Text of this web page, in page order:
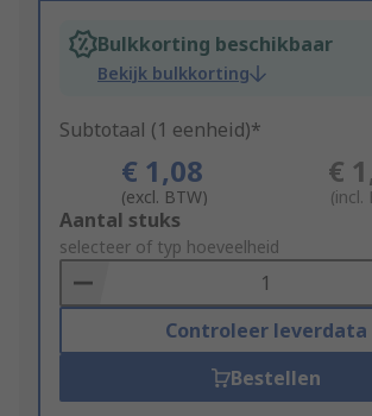
Bulkkorting beschikbaar
Bekijk bulkkorting
Subtotaal (1 eenheid)*
€ 1,08
(excl. BTW)
€
(incl.
Add
to
Basket
Aantal stuks
selecteer of typ hoeveelheid
Controleer leverdata
Bestellen